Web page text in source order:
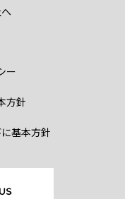
ー
方針
基本方針